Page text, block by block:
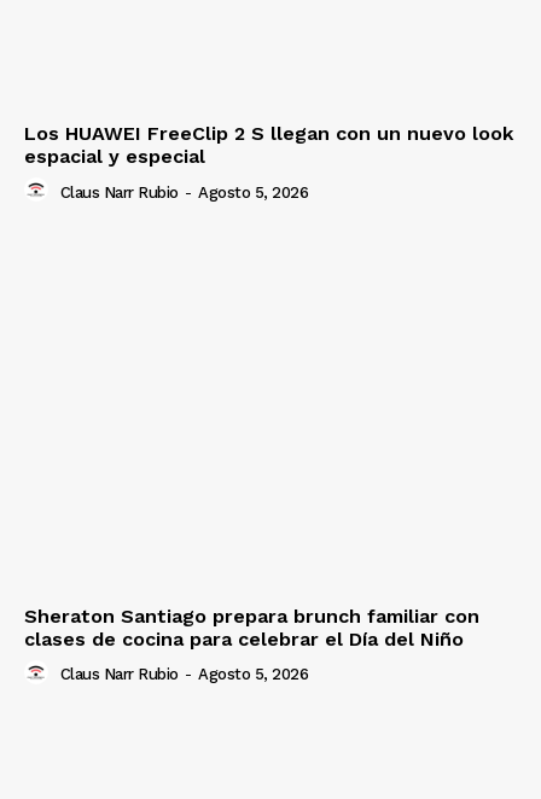
Los HUAWEI FreeClip 2 S llegan con un nuevo look
espacial y especial
Claus Narr Rubio - Agosto 5, 2026
Sheraton Santiago prepara brunch familiar con
clases de cocina para celebrar el Día del Niño
Claus Narr Rubio - Agosto 5, 2026